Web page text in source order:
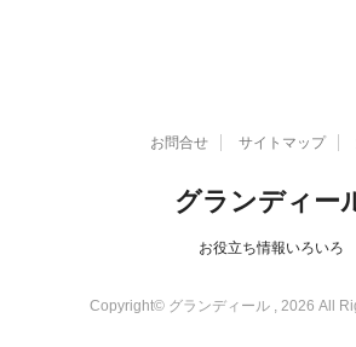
お問合せ サイトマップ
グランディー
お役立ち情報いろいろ
Copyright© グランディール , 2026 All